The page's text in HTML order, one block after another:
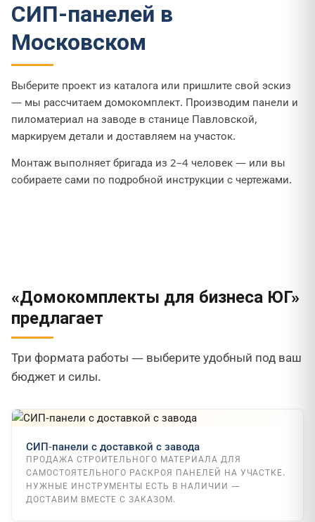
СИП-панелей в
Московском
Выберите проект из каталога или пришлите свой эскиз
— мы рассчитаем домокомплект. Производим панели и
пиломатериал на заводе в станице Павловской,
маркируем детали и доставляем на участок.
Монтаж выполняет бригада из 2–4 человек — или вы
собираете сами по подробной инструкции с чертежами.
«Домокомплекты для бизнеса ЮГ»
предлагает
Три формата работы — выберите удобный под ваш
бюджет и силы.
СИП-панели с доставкой с завода
ПРОДАЖА СТРОИТЕЛЬНОГО МАТЕРИАЛА ДЛЯ
САМОСТОЯТЕЛЬНОГО РАСКРОЯ ПАНЕЛЕЙ НА УЧАСТКЕ.
НУЖНЫЕ ИНСТРУМЕНТЫ ЕСТЬ В НАЛИЧИИ —
ДОСТАВИМ ВМЕСТЕ С ЗАКАЗОМ.